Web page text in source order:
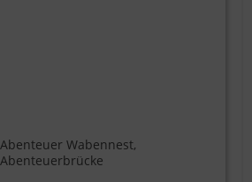
Abenteuer Wabennest,
Abenteuerbrücke